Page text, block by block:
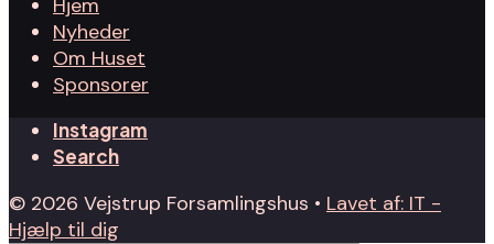
Nyheder
Om Huset
Sponsorer
Instagram
Search
© 2026 Vejstrup Forsamlingshus • Lavet af: IT -
Hjælp til dig